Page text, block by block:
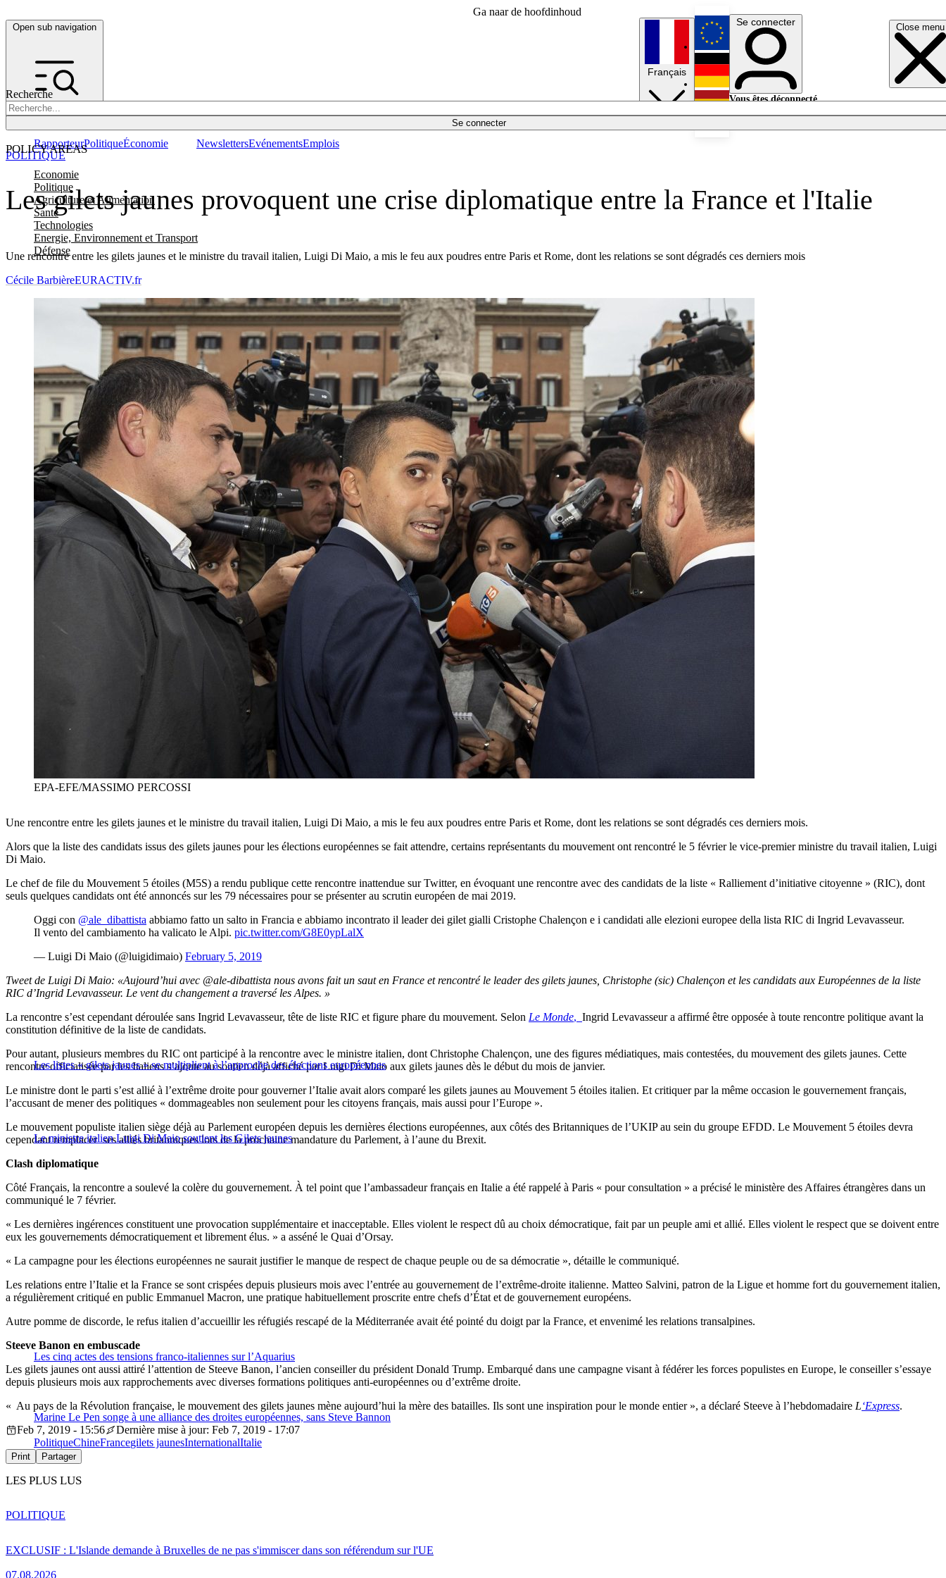
Ga naar de hoofdinhoud
Open sub navigation Close menu
Recherche
Se connecter
POLICY AREAS
Economie
Politique
Agriculture et Alimentation
Santé
Technologies
Energie, Environnement et Transport
Défense
RapporteurPolitiqueÉconomie NewslettersEvénementsEmplois
Français
English
Deutsch
Se connecter
Vous êtes déconnecté.
Les gilets jaunes provoquent une crise diplomatique entre la France et l'Italie
Une rencontre entre les gilets jaunes et le ministre du travail italien, Luigi Di Maio, a mis le feu aux poudres entre Paris et Rome, dont les relations se sont dégradés ces derniers mois
POLITIQUE
Cécile BarbièreEURACTIV.fr
EPA-EFE/MASSIMO PERCOSSI
Une rencontre entre les gilets jaunes et le ministre du travail italien, Luigi Di Maio, a mis le feu aux poudres entre Paris et Rome, dont les relations se sont dégradés ces derniers mois.
Alors que la liste des candidats issus des gilets jaunes pour les élections européennes se fait attendre, certains représentants du mouvement ont rencontré le 5 février le vice-premier ministre du travail italien, Luigi
Di Maio.
Le chef de file du Mouvement 5 étoiles (M5S) a rendu publique cette rencontre inattendue sur Twitter, en évoquant une rencontre avec des candidats de la liste « Ralliement d’initiative citoyenne » (RIC), dont
seuls quelques candidats ont été annoncés sur les 79 nécessaires pour se présenter au scrutin européen de mai 2019.
Oggi con @ale_dibattista abbiamo fatto un salto in Francia e abbiamo incontrato il leader dei gilet gialli Cristophe Chalençon e i candidati alle elezioni europee della lista RIC di Ingrid Levavasseur.
Il vento del cambiamento ha valicato le Alpi. pic.twitter.com/G8E0ypLalX
— Luigi Di Maio (@luigidimaio) February 5, 2019
Tweet de Luigi Di Maio: «Aujourd’hui avec @ale-dibattista nous avons fait un saut en France et rencontré le leader des gilets jaunes, Christophe (sic) Chalençon et les candidats aux Européennes de la liste
RIC d’Ingrid Levavasseur. Le vent du changement a traversé les Alpes. »
La rencontre s’est cependant déroulée sans Ingrid Levavasseur, tête de liste RIC et figure phare du mouvement. Selon Le Monde, Ingrid Levavasseur a affirmé être opposée à toute rencontre politique avant la
constitution définitive de la liste de candidats.
Les listes « gilets jaunes » se multiplient à l’approche des élections européennes
Pour autant, plusieurs membres du RIC ont participé à la rencontre avec le ministre italien, dont Christophe Chalençon, une des figures médiatiques, mais contestées, du mouvement des gilets jaunes. Cette
rencontre officialisée par les Italiens s’ajoute au soutien déjà affiché par Luigi Di Maio aux gilets jaunes dès le début du mois de janvier.
Le ministre dont le parti s’est allié à l’extrême droite pour gouverner l’Italie avait alors comparé les gilets jaunes au Mouvement 5 étoiles italien. Et critiquer par la même occasion le gouvernement français,
l’accusant de mener des politiques « dommageables non seulement pour les citoyens français, mais aussi pour l’Europe ».
Le ministre italien Luigi Di Maio soutient les Gilets jaunes
Le mouvement populiste italien siège déjà au Parlement européen depuis les dernières élections européennes, aux côtés des Britanniques de l’UKIP au sein du groupe EFDD. Le Mouvement 5 étoiles devra
cependant remplacer ses alliés britanniques lors de la prochaine mandature du Parlement, à l’aune du Brexit.
Clash diplomatique
Côté Français, la rencontre a soulevé la colère du gouvernement. À tel point que l’ambassadeur français en Italie a été rappelé à Paris « pour consultation » a précisé le ministère des Affaires étrangères dans un
communiqué le 7 février.
« Les dernières ingérences constituent une provocation supplémentaire et inacceptable. Elles violent le respect dû au choix démocratique, fait par un peuple ami et allié. Elles violent le respect que se doivent entre
eux les gouvernements démocratiquement et librement élus. » a asséné le Quai d’Orsay.
« La campagne pour les élections européennes ne saurait justifier le manque de respect de chaque peuple ou de sa démocratie », détaille le communiqué.
Les relations entre l’Italie et la France se sont crispées depuis plusieurs mois avec l’entrée au gouvernement de l’extrême-droite italienne. Matteo Salvini, patron de la Ligue et homme fort du gouvernement italien,
a régulièrement critiqué en public Emmanuel Macron, une pratique habituellement proscrite entre chefs d’État et de gouvernement européens.
Autre pomme de discorde, le refus italien d’accueillir les réfugiés rescapé de la Méditerranée avait été pointé du doigt par la France, et envenimé les relations transalpines.
Les cinq actes des tensions franco-italiennes sur l’Aquarius
Steeve Banon en embuscade
Les gilets jaunes ont aussi attiré l’attention de Steeve Banon, l’ancien conseiller du président Donald Trump. Embarqué dans une campagne visant à fédérer les forces populistes en Europe, le conseiller s’essaye
depuis plusieurs mois aux rapprochements avec diverses formations politiques anti-européennes ou d’extrême droite.
Marine Le Pen songe à une alliance des droites européennes, sans Steve Bannon
« Au pays de la Révolution française, le mouvement des gilets jaunes mène aujourd’hui la mère des batailles. Ils sont une inspiration pour le monde entier », a déclaré Steeve à l’hebdomadaire L‘Express.
Feb 7, 2019 - 15:56
Dernière mise à jour: Feb 7, 2019 - 17:07
PolitiqueChineFrancegilets jaunesInternationalItalie
Print Partager
LES PLUS LUS
EXCLUSIF : L'Islande demande à Bruxelles de ne pas s'immiscer dans son référendum sur l'UE
07.08.2026
POLITIQUE